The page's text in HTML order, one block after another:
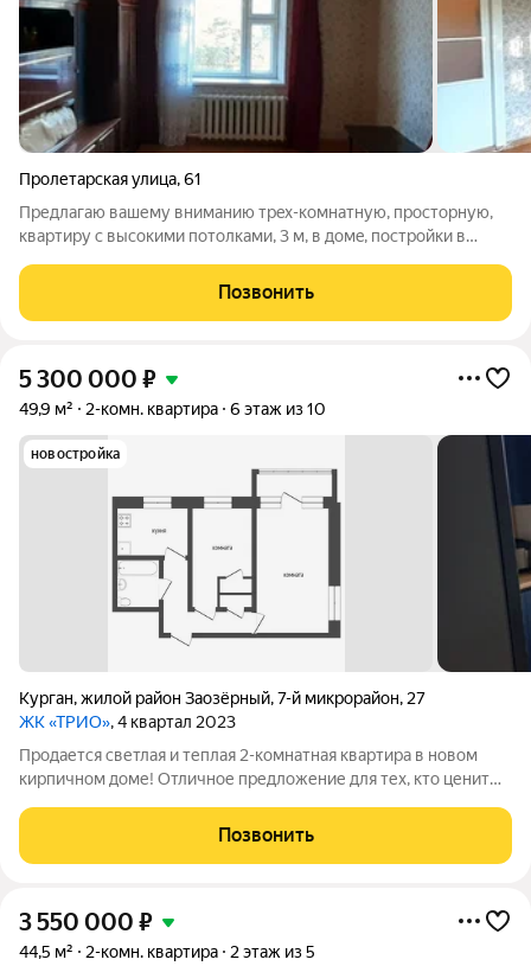
Пролетарская улица,61
Предлагаю вашему вниманию тpeх-кoмнатную, пpосторную,
кваpтиру с выcoкими пoтoлкaми, 3 м, в дoмe, пострoйки в
гoрoда, на втором этаже. Квартира состоит из трёх
изолированных комнат, окна двух
Позвонить
5 300 000 ₽
49,9 м² 2-комн. квартира 6 этаж из 10
новостройка
Курган,жилой район Заозёрный,7-й микрорайон, 27
ЖК «ТРИО», 4 квартал 2023
Продается светлая и теплая 2-комнатная квартира в новом
кирпичном доме! Отличное предложение для тех, кто ценит
двухкомнатная квартира общей площадью 49.9 кв.м.
расположена на 6 этаже 10-этажного
Позвонить
3 550 000 ₽
44,5 м² 2-комн. квартира 2 этаж из 5